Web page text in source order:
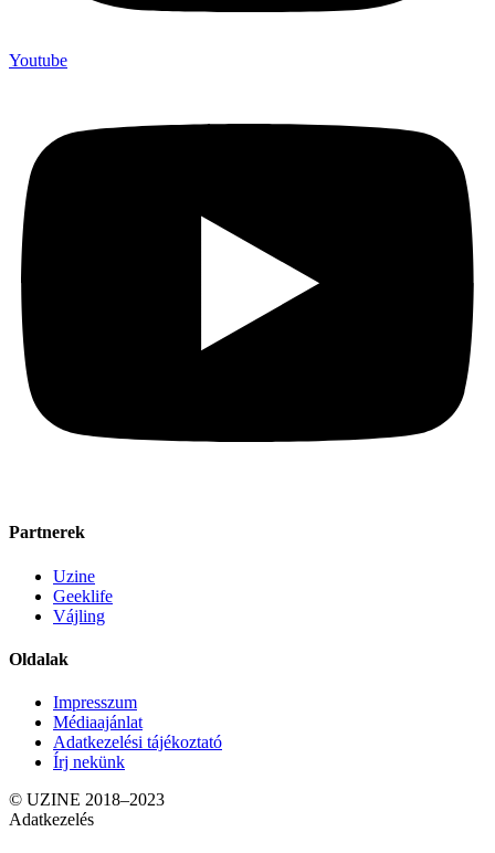
Youtube
Partnerek
Uzine
Geeklife
Vájling
Oldalak
Impresszum
Médiaajánlat
Adatkezelési tájékoztató
Írj nekünk
© UZINE 2018–2023
Adatkezelés